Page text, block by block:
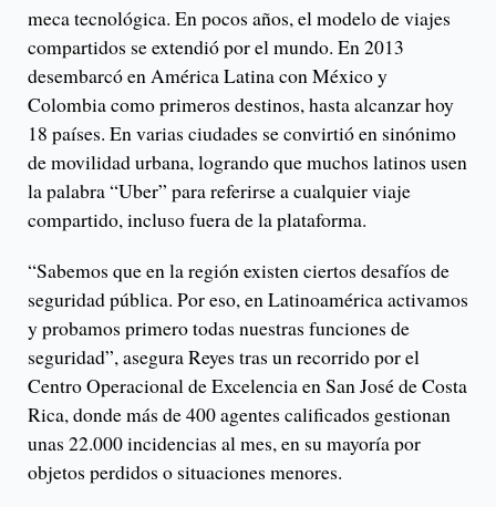
meca tecnológica. En pocos años, el modelo de viajes
compartidos se extendió por el mundo. En 2013
desembarcó en América Latina con México y
Colombia como primeros destinos, hasta alcanzar hoy
18 países. En varias ciudades se convirtió en sinónimo
de movilidad urbana, logrando que muchos latinos usen
la palabra “Uber” para referirse a cualquier viaje
compartido, incluso fuera de la plataforma.
“Sabemos que en la región existen ciertos desafíos de
seguridad pública. Por eso, en Latinoamérica activamos
y probamos primero todas nuestras funciones de
seguridad”, asegura Reyes tras un recorrido por el
Centro Operacional de Excelencia en San José de Costa
Rica, donde más de 400 agentes calificados gestionan
unas 22.000 incidencias al mes, en su mayoría por
objetos perdidos o situaciones menores.